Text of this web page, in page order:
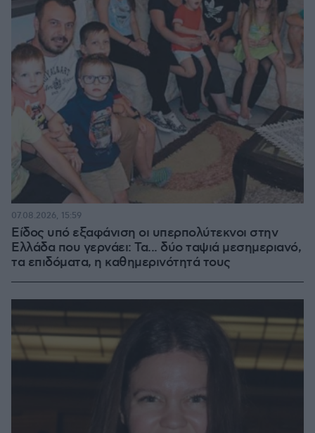
Είδος υπό εξαφάνιση οι υπερπολύτεκνοι στην
Ελλάδα που γερνάει: Τα... δύο ταψιά μεσημεριανό,
τα επιδόματα, η καθημερινότητά τους
07.08.2026, 15:59